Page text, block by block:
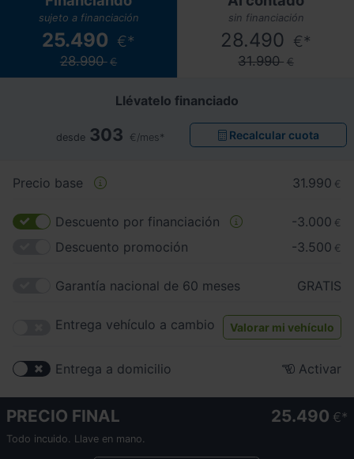
sujeto a financiación
25.490 €*
28.990 €
sin financiación
28.490 €*
31.990 €
Llévatelo financiado
desde 303 €/mes* Recalcular cuota
Precio base 31.990 €
Descuento por financiación -3.000 €
Descuento promoción -3.500 €
Garantía nacional de 60 meses GRATIS
Entrega vehículo a cambio Valorar mi vehículo
Entrega a domicilio Activar
PRECIO FINAL 25.490 €
Todo incuido. Llave en mano.